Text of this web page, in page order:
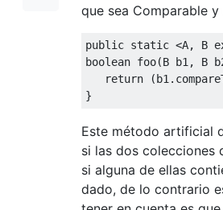
que sea Comparable
public static <A, B
boolean foo(B b1 , B
return
(b1 .
}
Este método artificial
si las dos colecciones
si alguna de ellas
dado, de lo contrario